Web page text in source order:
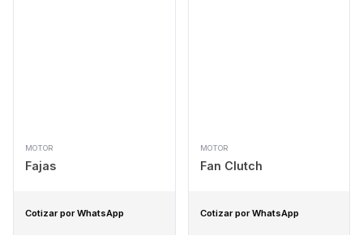
MOTOR
Fajas
Cotizar por WhatsApp
MOTOR
Fan Clutch
Cotizar por WhatsApp